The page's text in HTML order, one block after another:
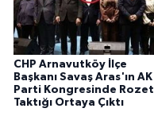
CHP Arnavutköy İlçe
Başkanı Savaş Aras'ın AK
Parti Kongresinde Rozet
Taktığı Ortaya Çıktı